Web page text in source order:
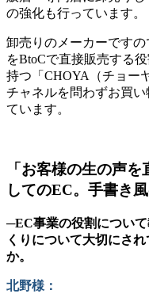
の強化も行っています。
卸売りのメーカーです
をBtoCで直接販売する
持つ「CHOYA（チョー
チャネルを問わずお買
ています。
「お客様の生の声
してのEC。手書き
─EC事業の役割につい
くりについて大切にさ
か。
北野様：